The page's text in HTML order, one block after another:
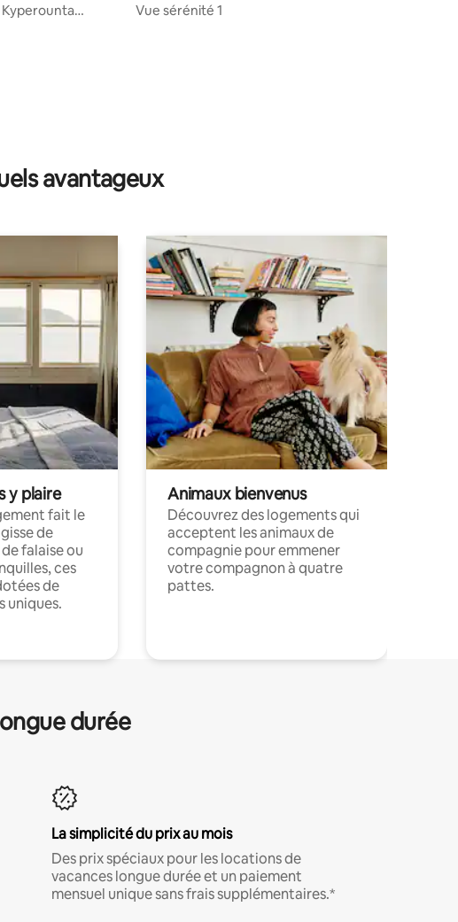
Vue sérénité 1
avantageux
y plaire
fait le
de
falaise ou
ces
de
uniques.
Animaux bienvenus
Découvrez des logements qui
acceptent les animaux de
compagnie pour emmener
votre compagnon à quatre
pattes.
durée
La simplicité du prix au mois
Des prix spéciaux pour les locations de
vacances longue durée et un paiement
mensuel unique sans frais supplémentaires.*